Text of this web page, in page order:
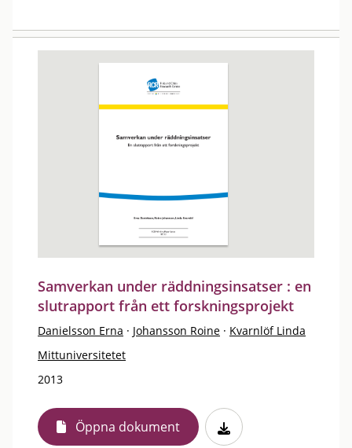
Samverkan under räddningsinsatser : en
slutrapport från ett forskningsprojekt
Danielsson Erna · Johansson Roine · Kvarnlöf Linda
Mittuniversitetet
2013
Öppna dokument